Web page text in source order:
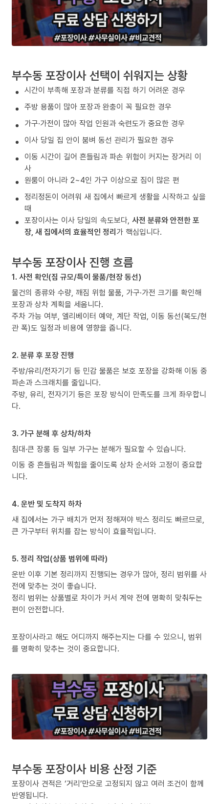
부수동 포장이사 선택이 쉬워지는 상황
시간이 부족해 포장과 분류를 직접 하기 어려운 경우
주방 용품이 많아 포장과 완충이 꼭 필요한 경우
가구·가전이 많아 작업 인원과 숙련도가 중요한 경우
이사 당일 집 안이 붐벼 동선 관리가 필요한 경우
이동 시간이 길어 흔들림과 파손 위험이 커지는 장거리 이
사
원룸이 아니라 2~4인 가구 이상으로 짐이 많은 편
정리정돈이 어려워 새 집에서 빠르게 생활을 시작하고 싶을
때
포장이사는 이사 당일의 속도보다, 사전 분류와 안전한 포
장, 새 집에서의 효율적인 정리가 핵심입니다.
부수동 포장이사 진행 흐름
1. 사전 확인(짐 규모/특이 물품/현장 동선)
물건의 종류와 수량, 깨짐 위험 물품, 가구·가전 크기를 확인해
포장과 상차 계획을 세웁니다.
주차 가능 여부, 엘리베이터 예약, 계단 작업, 이동 동선(복도/현
관 폭)도 일정과 비용에 영향을 줍니다.
2. 분류 후 포장 진행
주방/유리/전자기기 등 민감 물품은 보호 포장을 강화해 이동 중
파손과 스크래치를 줄입니다.
주방, 유리, 전자기기 등은 포장 방식이 만족도를 크게 좌우합니
다.
3. 가구 분해 후 상차/하차
침대·큰 장롱 등 일부 가구는 분해가 필요할 수 있습니다.
이동 중 흔들림과 찍힘을 줄이도록 상차 순서와 고정이 중요합
니다.
4. 운반 및 도착지 하차
새 집에서는 가구 배치가 먼저 정해져야 박스 정리도 빠르므로,
큰 가구부터 위치를 잡는 방식이 효율적입니다.
5. 정리 작업(상품 범위에 따라)
운반 이후 기본 정리까지 진행되는 경우가 많아, 정리 범위를 사
전에 맞추는 것이 좋습니다.
정리 범위는 상품별로 차이가 커서 계약 전에 명확히 맞춰두는
편이 안전합니다.
포장이사라고 해도 어디까지 해주는지는 다를 수 있으니, 범위
를 명확히 맞추는 것이 중요합니다.
부수동 포장이사 비용 산정 기준
포장이사 견적은 ‘거리’만으로 고정되지 않고 여러 조건이 함께
반영됩니다.